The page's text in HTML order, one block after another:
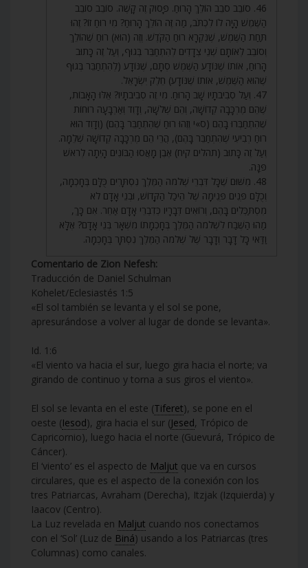
46. סוֹבֵב סֹבֵב הוֹלֵךְ הָרוּחַ. פָּסוּק זֶה קָשֶׁה. סוֹבֵב סוֹבֵב
הַשֶּׁמֶשׁ הָיָה לוֹ לִכְתֹּב, מַה זֶּה הוֹלֵךְ הָרוּחַ? מִי רוּחַ זוֹ? זֶהוּ
תַּחַת הַשֶּׁמֶשׁ, שֶׁנִּקְרָא רוּחַ הַקֹּדֶשׁ. וְזֶה (הוּא) רוּחַ שֶׁהוֹלֵךְ
וְסוֹבֵב לְאוֹתָם שְׁנֵי צְדָדִים לְהִתְחַבֵּר בְּגוּף, וְעַל זֶה כָּתוּב
הָרוּחַ, אוֹתוֹ שֶׁנּוֹדָע הַשֶּׁמֶשׁ סְתָם, שֶׁנּוֹדָע (לְהִתְחַבֵּר בְּגוּף
שֶׁהוּא הַשֶּׁמֶשׁ, אוֹתוֹ שֶׁנּוֹדָע) חֵלֶק יִשְׂרָאֵל.
47. וְעַל סְבִיבֹתָיו שָׁב הָרוּחַ. מִי זֶה סְבִיבֹתָיו? אֵלּוּ הָאָבוֹת,
שֶׁהֵם מֶרְכָּבָה קְדוֹשָׁה, וְהֵם שְׁלֹשָׁה, וְדָוִד וְאַרְבָּעָה רוּחוֹת
שֶׁהִתְחַבְּרוּ בָהֶם (ס»י וְזֶהוּ רוּחַ שֶׁהִתְחַבֵּר בָּהֶם) (וְדָוִד הוּא
רוּחַ רְבִיעִי שֶׁהִתְחַבֵּר בָּהֶם), הֲרֵי הֵם מֶרְכָּבָה קְדוֹשָׁה שְׁלֵמָה.
וְעַל זֶה כָּתוּב (תהלים קיח) אֶבֶן מָאֲסוּ הַבּוֹנִים הָיְתָה לְרֹאשׁ
פִּנָּה.
48. מִשּׁוּם שֶׁכָּל דִּבְרֵי שְׁלֹמֹה הַמֶּלֶךְ נִסְתָּרִים כֻּלָּם בְּחָכְמָה,
וְכֻלָּם פְּנִים פְּנִימָה שֶׁל הֵיכַל הַקָּדוֹשׁ, וּבְנֵי אָדָם לֹא
מִסְתַּכְּלִים בָּהֶם, וְרוֹאִים דְּבָרָיו כְּדִבְרֵי אָדָם אַחֵר. אִם כָּךְ,
מַהוּ הַשֶּׁבַח לִשְׁלֹמֹה הַמֶּלֶךְ בְּחָכְמָתוֹ מִשְּׁאָר בְּנֵי אָדָם? אֶלָּא
וַדַּאי כָּל דָּבָר וְדָבָר שֶׁל שְׁלֹמֹה הַמֶּלֶךְ נִסְתָּר בְּחָכְמָה.
Comentario de Zion Nefesh:
Traducción de Daniel Schulman
Kohelet/Eclesiastés 1:5
«El sol también se levanta y el sol se pone,
apresurándose a volver al lugar de donde se levanta».
Id. 1:6
«El viento va hacia el sur, luego gira hacia el norte; va
girando de continuo y torna a sus giros el viento».
El sol se levanta en el este (Tiferet), se pone en el
oeste (Iesod), gira hacia el sur (Jesed, Trópico de
Capricornio), luego hacia el norte (Guevurá, Trópico de
Cáncer).
El ‘viento’ es el aspecto de Maljut que va en cursos
circulares, que es el aspecto de la conexión con los
tres Patriarcas, Avraham (Derecha), Itzjak (Izquierda) y
Iaacov (Centro).
La Luz revelada en Maljut cuando nos conectamos
con el ‘Sol’ (Luz de Biná) usando a los Patriarcas (tres
Columnas) como canales.